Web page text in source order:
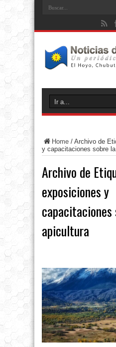
Home / Archivo de
y capacitaciones sobre
Archivo de
exposiciones y
capacitaciones
apicultura